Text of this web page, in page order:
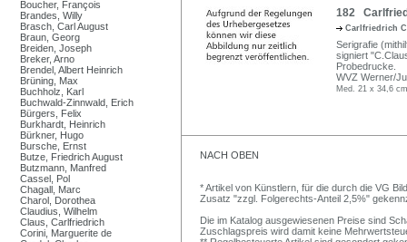
Boucher, François
Brandes, Willy
Brasch, Carl August
Braun, Georg
Breiden, Joseph
Breker, Arno
Brendel, Albert Heinrich
Brüning, Max
Buchholz, Karl
Buchwald-Zinnwald, Erich
Bürgers, Felix
Burkhardt, Heinrich
Bürkner, Hugo
Bursche, Ernst
Butze, Friedrich August
Butzmann, Manfred
Cassel, Pol
Chagall, Marc
Charol, Dorothea
Claudius, Wilhelm
Claus, Carlfriedrich
Corini, Marguerite de
182
Carlfriedrich
Serigrafie
signiert
Probedrucke.
WVZ Werner/
Med. 21 x 34,6
NACH OBEN
* Artikel von Künstlern, für die durch die VG
Zusatz "zzgl. Folgerechts-Anteil 2,5%"
Die im Katalog ausgewiesenen Preise sind
Zuschlagspreis wird damit keine